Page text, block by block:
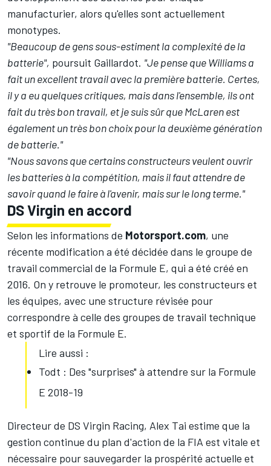
manufacturier, alors qu'elles sont actuellement
monotypes.
"Beaucoup de gens sous-estiment la complexité de la
batterie", poursuit Gaillardot. "Je pense que Williams a
fait un excellent travail avec la première batterie. Certes,
il y a eu quelques critiques, mais dans l'ensemble, ils ont
fait du très bon travail, et je suis sûr que McLaren est
également un très bon choix pour la deuxième génération
de batterie."
"Nous savons que certains constructeurs veulent ouvrir
les batteries à la compétition, mais il faut attendre de
savoir quand le faire à l'avenir, mais sur le long terme."
DS Virgin en accord
Selon les informations de Motorsport.com, une
récente modification a été décidée dans le groupe de
travail commercial de la Formule E, qui a été créé en
2016. On y retrouve le promoteur, les constructeurs et
les équipes, avec une structure révisée pour
correspondre à celle des groupes de travail technique
et sportif de la Formule E.
Lire aussi :
Todt : Des "surprises" à attendre sur la Formule
E 2018-19
Directeur de DS Virgin Racing, Alex Tai estime que la
gestion continue du plan d'action de la FIA est vitale et
nécessaire pour sauvegarder la prospérité actuelle et